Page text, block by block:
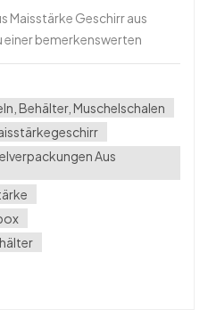
Maisstärke Geschirr aus
einer bemerkenswerten
Vorteile:1. Erneuerbare
einer reichlich
landwirtschaftlichen
Behälter, Muschelschalen
Aus